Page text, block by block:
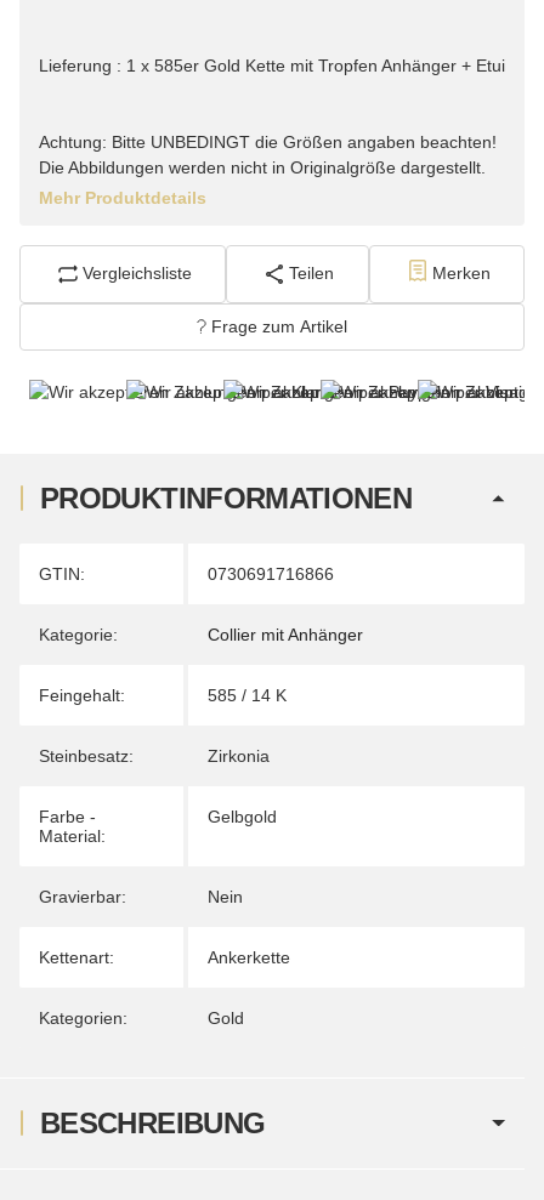
Lieferung : 1 x 585er Gold Kette mit Tropfen Anhänger + Etui
Achtung: Bitte UNBEDINGT die Größen angaben beachten!
Die Abbildungen werden nicht in Originalgröße dargestellt.
Mehr Produktdetails
Vergleichsliste Teilen Merken
Frage zum Artikel
PRODUKTINFORMATIONEN
Produkteigenschaft
Wert
GTIN: 0730691716866
Kategorie: Collier mit Anhänger
Feingehalt: 585 / 14 K
Steinbesatz: Zirkonia
Farbe -
Material:
Gelbgold
Gravierbar: Nein
Kettenart: Ankerkette
Kategorien: Gold
BESCHREIBUNG